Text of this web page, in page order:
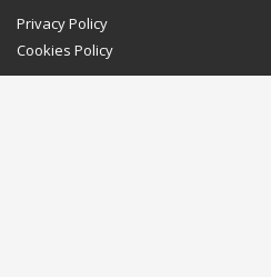
Privacy Policy
Cookies Policy